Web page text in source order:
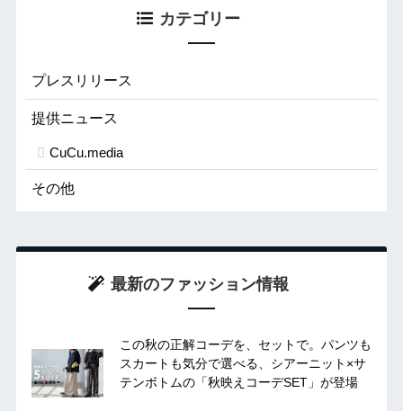
カテゴリー
プレスリリース
提供ニュース
CuCu.media
その他
最新のファッション情報
この秋の正解コーデを、セットで。パンツも
スカートも気分で選べる、シアーニット×サ
テンボトムの「秋映えコーデSET」が登場